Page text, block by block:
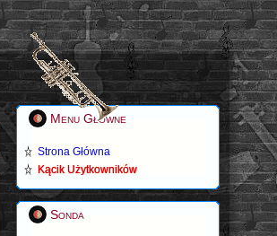
Menu Główne
Strona Główna
Kącik Użytkowników
Sonda